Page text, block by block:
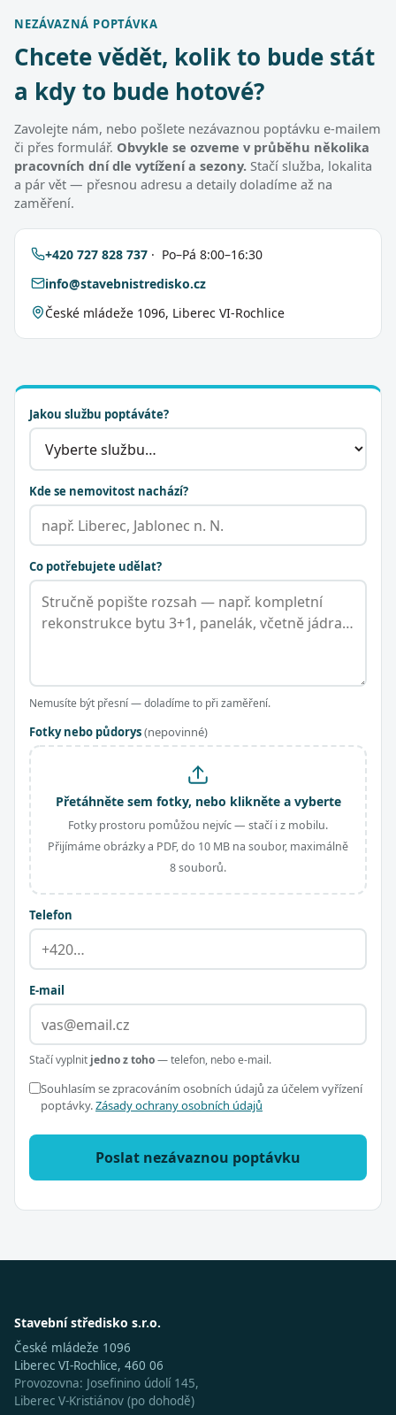
NEZÁVAZNÁ POPTÁVKA
Chcete vědět, kolik to bude stát
a kdy to bude hotové?
Zavolejte nám, nebo pošlete nezávaznou poptávku e-mailem
či přes formulář. Obvykle se ozveme v průběhu několika
pracovních dní dle vytížení a sezony. Stačí služba, lokalita
a pár vět — přesnou adresu a detaily doladíme až na
zaměření.
+420 727 828 737 · Po–Pá 8:00–16:30
info@stavebnistredisko.cz
České mládeže 1096, Liberec VI-Rochlice
Jakou službu poptáváte?
Kde se nemovitost nachází?
Co potřebujete udělat?
Nemusíte být přesní — doladíme to při zaměření.
Fotky nebo půdorys(nepovinné)
Přetáhněte sem fotky, nebo klikněte a vyberte
Fotky prostoru pomůžou nejvíc — stačí i z mobilu.
Přijímáme obrázky a PDF, do 10 MB na soubor, maximálně
8 souborů.
Telefon
E-mail
Stačí vyplnit jedno z toho— telefon, nebo e-mail.
Souhlasím se zpracováním osobních údajů za účelem vyřízení
poptávky.Zásady ochrany osobních údajů
Poslat nezávaznou poptávku
Stavební středisko s.r.o.
České mládeže 1096
Liberec VI-Rochlice, 460 06
Provozovna: Josefinino údolí 145,
Liberec V-Kristiánov (po dohodě)